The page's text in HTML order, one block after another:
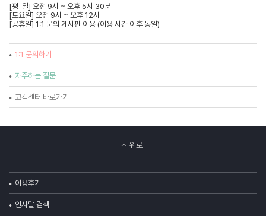
[평 일] 오전 9시 ~ 오후 5시 30분
[토요일] 오전 9시 ~ 오후 12시
[공휴일] 1:1 문의 게시판 이용 (이용 시간 이후 동일)
1:1 문의하기
자주하는 질문
고객센터 바로가기
위로
이용후기
인사말 검색